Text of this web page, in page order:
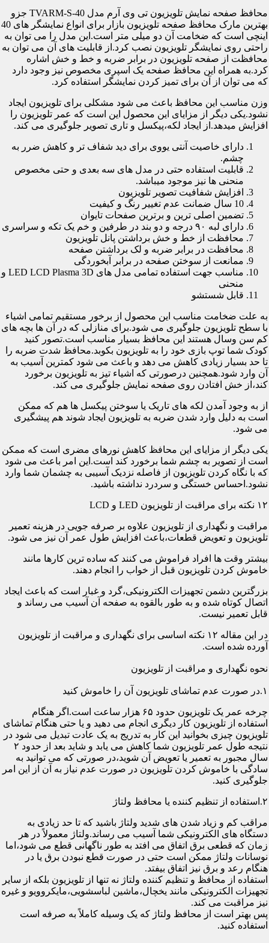
محافظ صفحه نمایش تلویزیون تی وی آرم مدل TVARM-S-40 جزو
بهترین مارک محافظ صفحه تلویزیون بازار برای انواع نمایشگر های 40
اینچی است که ضخامت آن دو میلی متر است.این مدل را می توان به
راحتی روی نمایشگر تلویزیون نصب کرد.از قابلیت های آن می توان به
محافظت از صفحه تلویزیون در برابر ضربه و خط و خش اشاره
کرد.به همراه این محافظ صفحه یک اسپری مخصوص نیز وجود دارد
که می توان از آن برای تمیز کردن نمایشگر استفاده کرد.
وزن مناسب این محافظ باعث می شود مشکلی برای تلویزیون ایجاد
نشود.یکی دیگر از مزایای این محصول این است که عمر تلویزیون را
افزایش میدهد.از ایجاد لکه،پیکسل و تاری تصویر جلوگیری می کند.
دارای خاصیت آنتی یووی برای دید شفاف تر و کاهش ضرر به
چشم.
قابلیت استفاده حتی در مدل های سه بعدی و حتی مخصوص
منحنی ها نیز موجود میباشد.
افزایش شفافیت تصویر تلویزیون
10 سال ضمانت عدم تغییر رنگ و کیفیت
تضمین اصلی ترین و برترین صفحات تایوان
دارای لبه ۹۰ درجه و دو بند در طرفین و خم یک تکه و سراسری
محافظت از خط و خش برداشتن پانل تلویزیون
محافظت در برابر ضربه و لک برداشتن صفحه
ممانعت از سوختن صفحه در برابر آبخوردگی
مناسب جهت استفاده تمامی مدل های LED LCD Plasma 3D و
منحنی
قابل شستشو
به علت ضخامت مناسب این محصول از برخور مستقیم تمامی اشیاء
با سطح تلویزیون جلوگیری می شود.برای منازلی که در آن ها بچه های
کم سن وسال هستند این محافظ بسیار مناسب است.تصور کنید
کودک شما توپ بازی خود را به تلویزیون بکوبد.محافظ شدت ضربه را
تا حد بسیار زیادی کاهش می دهد و باعث می شود کمترین آسیب به
آن وارد شود.همچنین درصورتی که اشیاء تیز به تلویزیون برخورد
کند،از خش افتادن روی صفحه نمایش جلوگیری می کند.
از به وجود آمدن لکه های تاریک یا سوختن پیکسل ها هم که ممکن
است به دلیل وارد شدن ضربه به تلویزیون ایجاد شوند هم پیشگیری
می شود.
یکی دیگر از مزایای این محافظ کاهش نورهای مضری است که ممکن
است از تصویر به چشم شما برخورد کند است.این امر باعث می شود
که با نگاه کردن تلویزیون از فاصله نزدیک آسیبی به چشمان شما وارد
نشود.احساس خستگی و سردرد نداشته باشید.
۱۲ نکته برای مراقبت از تلویزیون LED و LCD
مراقبت و نگهداری از تلویزیون علاوه بر صرفه جویی در هزینه تعمیر
تلویزیون و تعویض قطعات،باعث افزایش طول عمر آن نیز می شود.
بیشتر وقت ها افراد فراموش می کنند که ساده ترین کارها مانند
خاموش کردن تلویزیون قبل از خواب را انجام دهند.
بزرگترین دشمن تجهیزات الکترونیکی،گرد و غبار است که باعث ایجاد
اتصال کوتاه شده و به طور بالقوه به صفحه آن آسیب می رساند و
قابل تعمیر نیست.
در این مقاله ۱۲ نکته اساسی برای نگهداری و مراقبت از تلویزیون
آورده شده است.
نحوه نگهداری و مراقبت از تلویزیون
۱.در صورت عدم تماشای تلویزیون آن را خاموش کنید
چرخه عمر یک تلویزیون حدود ۶۵ هزار ساعت است.اگر هنگام
استفاده از تلویزیون کار دیگری انجام می دهید و یا حتی هنگام تماشای
تلویزیون چیزی بخوانید این کار به تدریج به یک عادت تبدیل می شود در
نتیجه طول عمر تلویزیون شما کاهش می یابد و شاید بعد از حدود ۲
سال مجبور به تعمیر یا تعویض آن شوید،در صورتی که می توانید به
سادگی با خاموش کردن تلویزیون در صورت عدم نیاز به آن از این امر
جلوگیری کنید.
۲.استفاده از تنظیم کننده یا محافظ ولتاژ
مراقب کم و زیاد شدن های شدید ولتاژ باشید که تا حد زیادی به
دستگاه های الکترونیکی شما آسیب می رساند.ولتاژ معمولاً در هر
زمان که قطعی برق اتفاق می افتد به طور ناگهانی قطع می شود،اما
نوسانات ولتاژ ممکن است حتی در صورت قطع نبودن برق یا در
هنگام رعد و برق نیز اتفاق بیفتد.
استفاده از محافظ و تنظیم کننده ولتاژ نه تنها از تلویزیون بلکه از سایر
تجهیزات الکترونیکی مانند یخچال،ماشین لباسشویی،مایکروویو و غیره
نیز مراقبت می کند.
پس بهتر است از محافظ ولتاژ که یک وسیله کاملاً به صرفه است
استفاده کنید.